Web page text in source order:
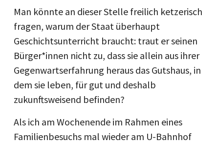
Man könnte an dieser Stelle freilich ketzerisch
fragen, warum der Staat überhaupt
Geschichtsunterricht braucht: traut er seinen
Bürger*innen nicht zu, dass sie allein aus ihrer
Gegenwartserfahrung heraus das Gutshaus, in
dem sie leben, für gut und deshalb
zukunftsweisend befinden?
Als ich am Wochenende im Rahmen eines
Familienbesuchs mal wieder am U-Bahnhof